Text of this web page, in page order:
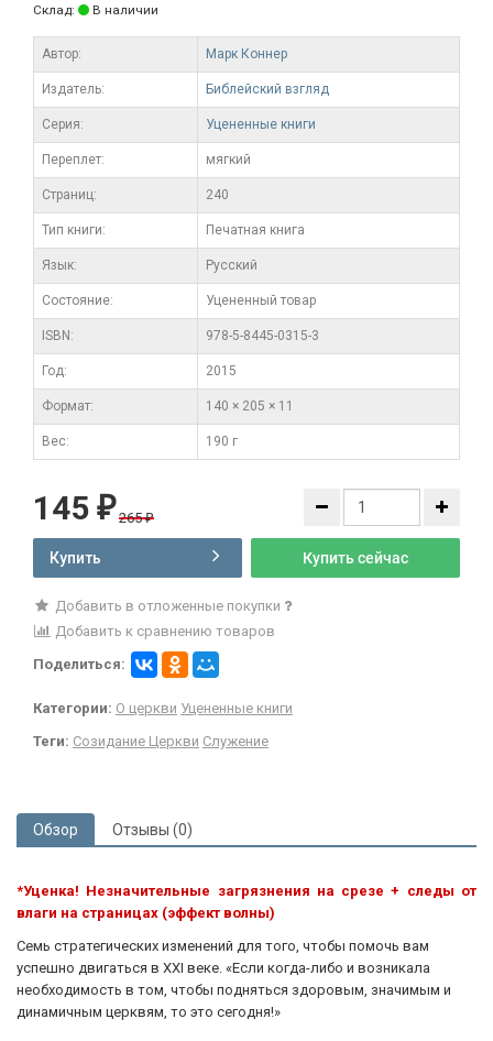
Склад: В наличии
Автор: Марк Коннер
Издатель: Библейский взгляд
Серия: Уцененные книги
Переплет: мягкий
Cтраниц: 240
Тип книги: Печатная книга
Язык: Русский
Состояние: Уцененный товар
ISBN: 978-5-8445-0315-3
Год: 2015
Формат: 140 × 205 × 11
Вес: 190 г
145 ₽ 265₽
Купить Купить сейчас
Добавить в отложенные покупки
Добавить к сравнению товаров
Поделиться:
Категории: О церкви Уцененные книги
Теги: Созидание Церкви Служение
Обзор Отзывы (0)
*Уценка! Незначительные загрязнения на срезе + следы от
влаги на страницах (эффект волны)
Семь стратегических изменений для того, чтобы помочь вам
успешно двигаться в ХXI веке. «Если когда-либо и возникала
необходимость в том, чтобы подняться здоровым, значимым и
динамичным церквям, то это сегодня!»